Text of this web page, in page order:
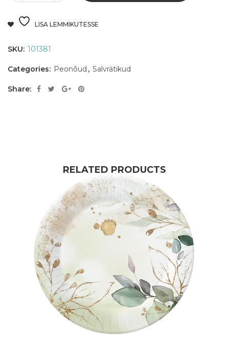
LISA LEMMIKUTESSE
SKU: 101381
Categories: Peonõud , Salvrätikud
Share:
RELATED PRODUCTS